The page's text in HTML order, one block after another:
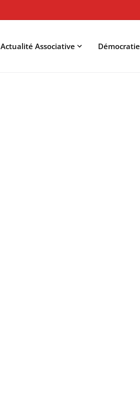
Actualité Associative Démocratie